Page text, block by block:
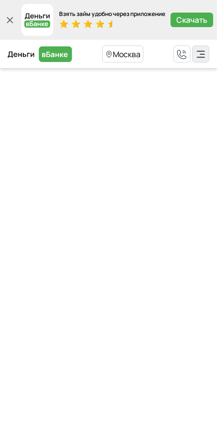
Взять займ удобно через приложение
Скачать
Москва